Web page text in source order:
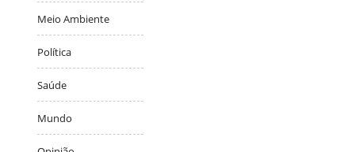
Meio Ambiente
Política
Saúde
Mundo